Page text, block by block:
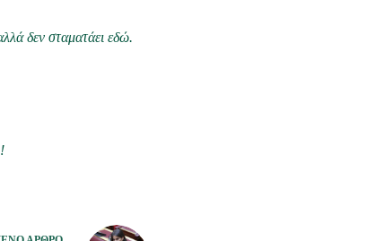
δεν σταματάει εδώ.